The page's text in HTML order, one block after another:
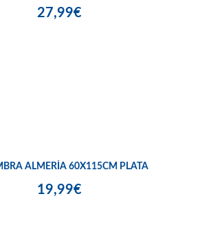
27,99€
ALMERÍA 60X115CM PLATA
19,99€